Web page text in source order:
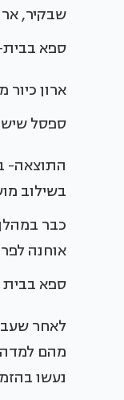
שבקיר,
ספא בבית-
ארון
ספסל שיש
התוצאה-
בשילוב
כבר
אוחנה
ספא בבית
לאחר
מהם למדה
נעשו